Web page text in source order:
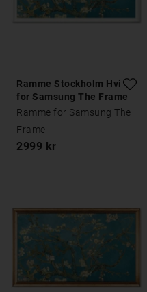
Ramme Stockholm Hvit
for Samsung The Frame
Ramme for Samsung The
Frame
2999 kr